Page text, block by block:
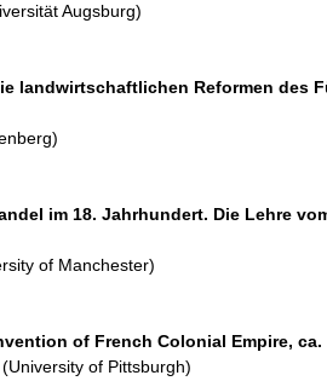
Augsburg)
landwirtschaftlichen Reformen des
im 18. Jahrhundert. Die Lehre
of Manchester)
of French Colonial Empire, ca.
of Pittsburgh)